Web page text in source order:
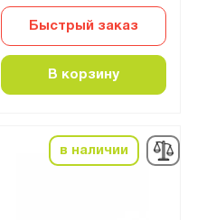
Быстрый заказ
В корзину
в наличии